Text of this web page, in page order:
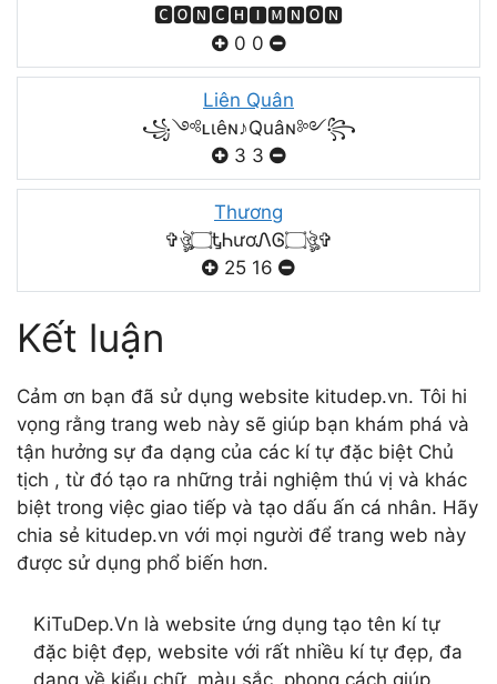
🅲🅾🅽🅲🅷🅸🅼🅽🅾🅽
0 0
Liên Quân
꧁༺ʟιêɴ♪Quâɴ༻꧂
3 3
Thương
✞ঔৣ۝ᎿᏂươᏁᎶ۝ঔৣ✞
25 16
Kết luận
Cảm ơn bạn đã sử dụng website kitudep.vn. Tôi hi
vọng rằng trang web này sẽ giúp bạn khám phá và
tận hưởng sự đa dạng của các kí tự đặc biệt Chủ
tịch , từ đó tạo ra những trải nghiệm thú vị và khác
biệt trong việc giao tiếp và tạo dấu ấn cá nhân. Hãy
chia sẻ kitudep.vn với mọi người để trang web này
được sử dụng phổ biến hơn.
KiTuDep.Vn là website ứng dụng tạo tên kí tự
đặc biệt đẹp, website với rất nhiều kí tự đẹp, đa
dạng về kiểu chữ, màu sắc, phong cách giúp